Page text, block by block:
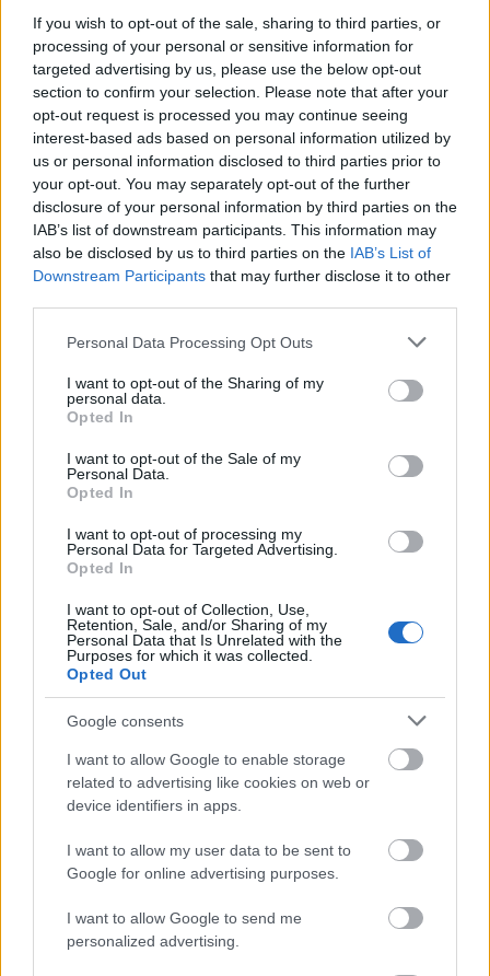
If you wish to opt-out of the sale, sharing to third parties, or
processing of your personal or sensitive information for
targeted advertising by us, please use the below opt-out
section to confirm your selection. Please note that after your
opt-out request is processed you may continue seeing
interest-based ads based on personal information utilized by
us or personal information disclosed to third parties prior to
your opt-out. You may separately opt-out of the further
disclosure of your personal information by third parties on the
IAB’s list of downstream participants. This information may
also be disclosed by us to third parties on the IAB’s List of
Downstream Participants that may further disclose it to other
Please note that this website/app uses one or more Google
not limited to your visit or usage behaviour. You may click to
grant or deny consent to Google and its third-party tags to
use your data for below specified purposes in below Google
consent section.
Personal Data Processing Opt Outs
I want to opt-out of the Sharing of my
personal data.
Opted In
I want to opt-out of the Sale of my
Personal Data.
Opted In
I want to opt-out of processing my
Personal Data for Targeted Advertising.
Opted In
I want to opt-out of Collection, Use,
Retention, Sale, and/or Sharing of my
Personal Data that Is Unrelated with the
Purposes for which it was collected.
Opted Out
Google consents
I want to allow Google to enable storage
related to advertising like cookies on web or
device identifiers in apps.
I want to allow my user data to be sent to
Google for online advertising purposes.
I want to allow Google to send me
personalized advertising.
koronavírus-járvány berobbanása előtt, így Kirk
elmondása szerint a válsághelyzet nem volt hatással
a zenei anyagra, " de mivel kicsit amúgy is paranoiás
vagyok, utalnak arra jelek a dalokban, hogy bizarr
irányt vesznek a dolgok". Az LP-n szereplő nyolc
számot kimondottan az élő szettek kedvéért szerezte,
mert nem akart a bulikon nosztalgiázni, régi
anyagból meríteni, valami újat, 21. századit akart
létrehozni. A lemezt a Western Works stúdióban
vették fel, ahol a zenekar korábbi kiadványait is, és
egy technikai malőr miatt az eredeti tervekkel
ellentétben nem digitálisan, hanem eredeti analóg
berendezésekkel rögzítették az új dalokat. A közel
előfutár:
01. Be Free
02. The Power (Of Their Knowledge)
04. Microscopic Flesh Fragment
05. Papa Nine Zero Delta United